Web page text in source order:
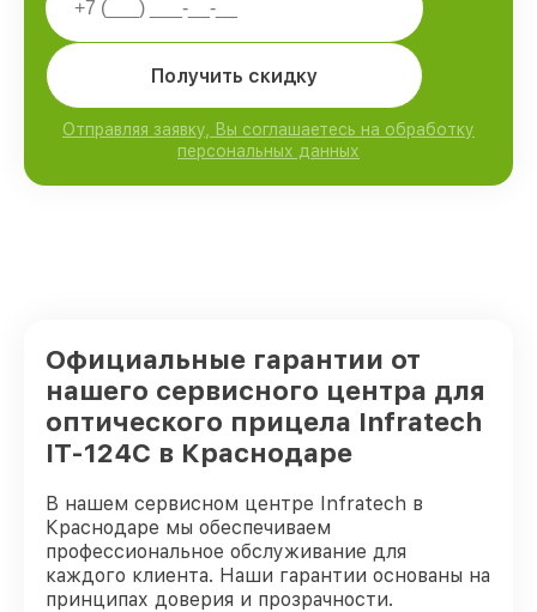
Получить скидку
Отправляя заявку, Вы соглашаетесь на обработку
персональных данных
Официальные гарантии от
нашего сервисного центра для
оптического прицела Infratech
IT-124C в Краснодаре
В нашем сервисном центре Infratech в
Краснодаре мы обеспечиваем
профессиональное обслуживание для
каждого клиента. Наши гарантии основаны на
принципах доверия и прозрачности.